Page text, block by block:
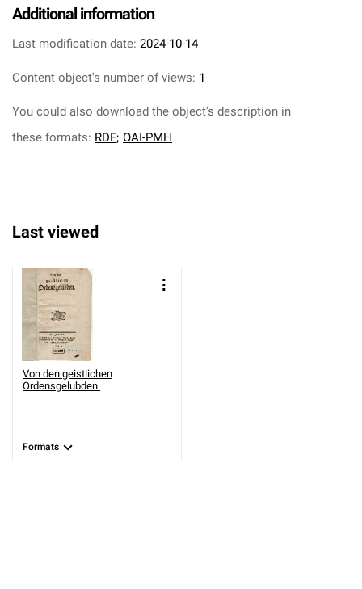
Additional information
Last modification date: 2024-10-14
Content object's number of views: 1
You could also download the object's description in
these formats: RDF; OAI-PMH
Last viewed
Von den geistlichen
Ordensgelubden.
Formats